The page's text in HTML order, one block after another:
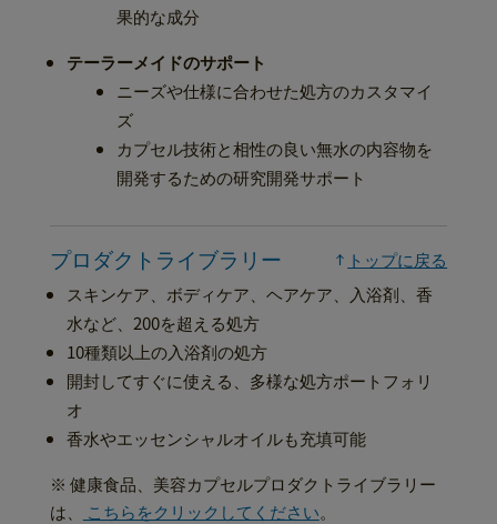
果的な成分
テーラーメイドのサポート
ニーズや仕様に合わせた処方のカスタマイ
ズ
カプセル技術と相性の良い無水の内容物を
開発するための研究開発サポート
トップに戻る
プロダクトライブラリー
スキンケア、ボディケア、ヘアケア、入浴剤、香
水など、200を超える処方
10種類以上の入浴剤の処方
開封してすぐに使える、多様な処方ポートフォリ
オ
香水やエッセンシャルオイルも充填可能
※ 健康食品、美容カプセルプロダクトライブラリー
は、
こちらをクリックしてください。